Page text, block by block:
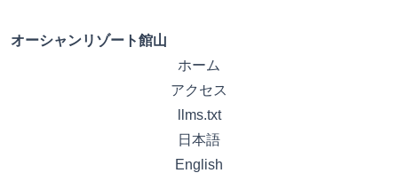
オーシャンリゾート館山
ホーム
アクセス
llms.txt
日本語
English